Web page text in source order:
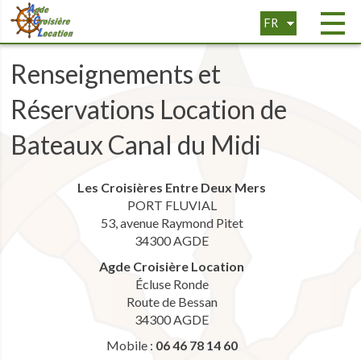
FR
EN
Renseignements et
Réservations Location de
Bateaux Canal du Midi
Les Croisières Entre Deux Mers
PORT FLUVIAL
53, avenue Raymond Pitet
34300 AGDE
Agde Croisière Location
Écluse Ronde
Route de Bessan
34300 AGDE
Mobile : 06 46 78 14 60